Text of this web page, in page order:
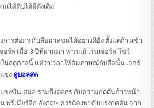
นได้ดิบได้ดีดังเดิม
การต่อกร กับสื่อมวลชนได้อย่างดียิ่ง ตั้งแต่ก้าวเข้า
ร์ส เมื่อ 3 ปีที่ผ่านมา หากแม้ เรนเจอร์ส โชว์
นฤดูกาลนี้ แต่ว่าเวลาให้สัมภาษณ์กับสื่อนั้น เจอร์
ข่ง ดูบอลสด
ข่งขันเสมอ รวมถึงต่อกร กับความกดดันก้าวหน้า
พรีเมียร์ลีก อังกฤษ ควรต้องพบกับแรงกดดัน จาก